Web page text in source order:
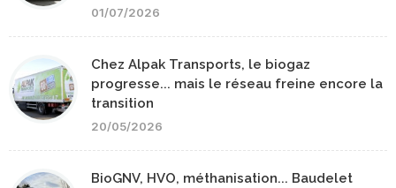
01/07/2026
Chez Alpak Transports, le biogaz
progresse... mais le réseau freine encore la
transition
20/05/2026
BioGNV, HVO, méthanisation... Baudelet